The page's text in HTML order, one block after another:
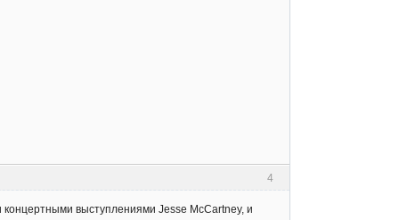
4
выступлениями Jesse McCartney, и